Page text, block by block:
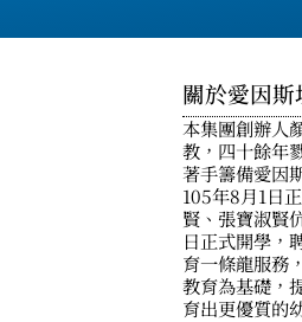
關於愛因
本集團創辦人
教，四十餘年
著手籌備愛因
105年8月1日
賢、張寶淑賢
日正式開學，
育一條龍服務
教育為基礎，
育出更優質的